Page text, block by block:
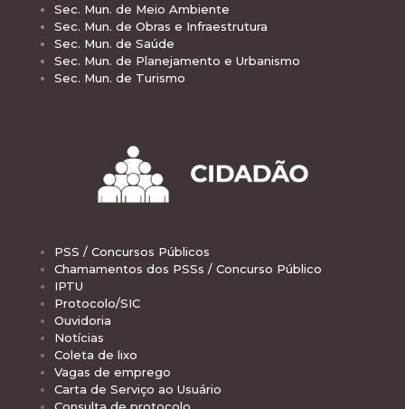
Sec. Mun. de Meio Ambiente
Sec. Mun. de Obras e Infraestrutura
Sec. Mun. de Saúde
Sec. Mun. de Planejamento e Urbanismo
Sec. Mun. de Turismo
PSS / Concursos Públicos
Chamamentos dos PSSs / Concurso Público
IPTU
Protocolo/SIC
Ouvidoria
Notícias
Coleta de lixo
Vagas de emprego
Carta de Serviço ao Usuário
Consulta de protocolo